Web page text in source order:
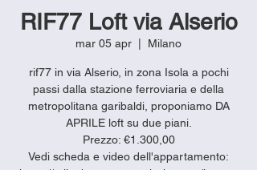
RIF77 Loft via Alserio
mar 05 apr Milano
rif77 in via Alserio, in zona Isola a pochi
passi dalla stazione ferroviaria e della
metropolitana garibaldi, proponiamo DA
APRILE loft su due piani.
Prezzo: €1.300,00
Vedi scheda e video dell'appartamento: